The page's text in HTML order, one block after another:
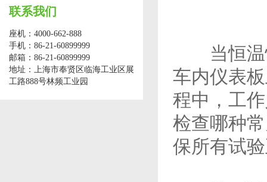
联系我们
座机：4000-662-888
手机：86-21-60899999
邮箱：86-21-60899999
地址：上海市奉贤区临海工业区展
工路888号林频工业园
当恒温恒
车内仪表
程中，工
检查哪种
保所有试